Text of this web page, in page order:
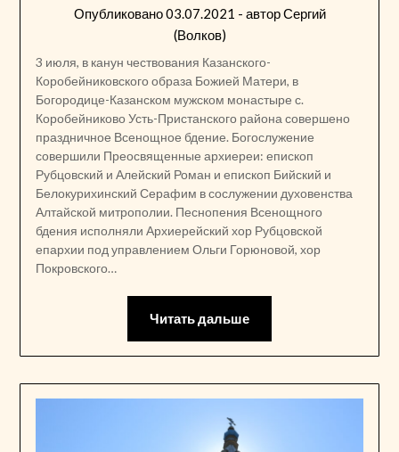
Опубликовано03.07.2021 - авторСергий
(Волков)
3 июля, в канун чествования Казанского-
Коробейниковского образа Божией Матери, в
Богородице-Казанском мужском монастыре с.
Коробейниково Усть-Пристанского района совершено
праздничное Всенощное бдение. Богослужение
совершили Преосвященные архиереи: епископ
Рубцовский и Алейский Роман и епископ Бийский и
Белокурихинский Серафим в сослужении духовенства
Алтайской митрополии. Песнопения Всенощного
бдения исполняли Архиерейский хор Рубцовской
епархии под управлением Ольги Горюновой, хор
Покровского…
Читать дальше